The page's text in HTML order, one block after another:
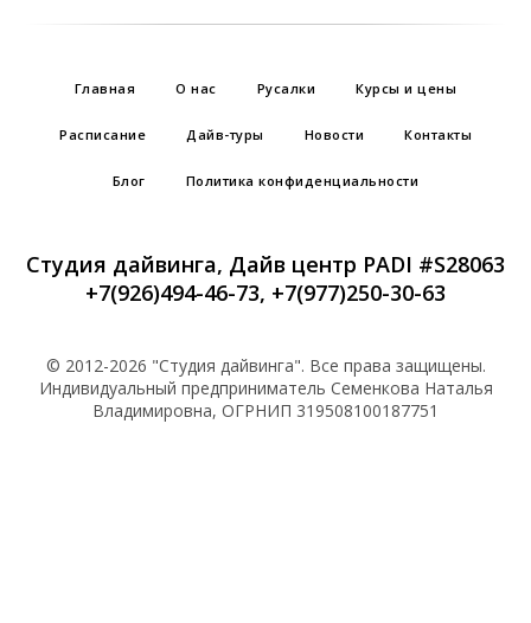
Главная О нас Русалки Курсы и цены
Расписание Дайв-туры Новости Контакты
Блог Политика конфиденциальности
Студия дайвинга, Дайв центр PADI #S28063
+7(926)494-46-73, +7(977)250-30-63
© 2012-2026 "Студия дайвинга". Все права защищены.
Индивидуальный предприниматель Семенкова Наталья
Владимировна, ОГРНИП 319508100187751